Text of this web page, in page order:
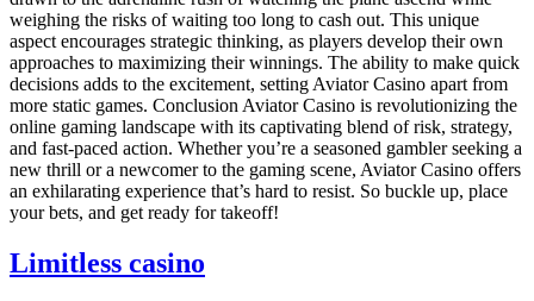
weighing the risks of waiting too long to cash out. This unique
aspect encourages strategic thinking, as players develop their own
approaches to maximizing their winnings. The ability to make quick
decisions adds to the excitement, setting Aviator Casino apart from
more static games. Conclusion Aviator Casino is revolutionizing the
online gaming landscape with its captivating blend of risk, strategy,
and fast-paced action. Whether you’re a seasoned gambler seeking a
new thrill or a newcomer to the gaming scene, Aviator Casino offers
an exhilarating experience that’s hard to resist. So buckle up, place
your bets, and get ready for takeoff!
Limitless casino